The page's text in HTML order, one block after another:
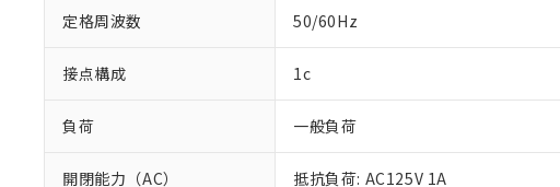
定格周波数 50/60Hz
接点構成 1c
負荷 一般負荷
開閉能力（AC）
抵抗負荷: AC125V 1A